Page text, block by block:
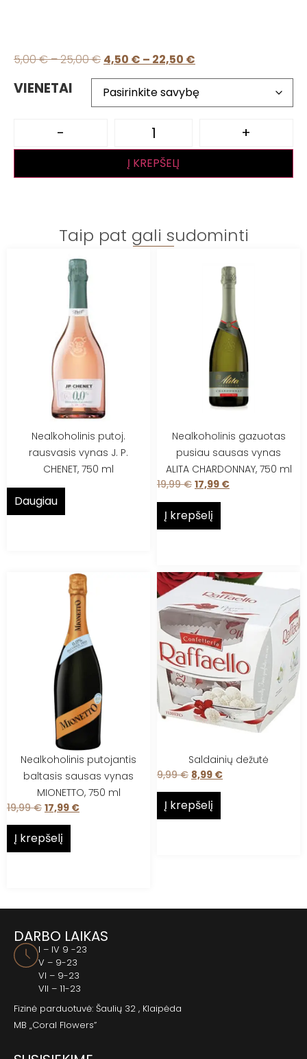
5,00€–25,00€ 4,50 € – 22,50 €
VIENETAI
- +
Į KREPŠELĮ
Taip pat gali sudominti
Nealkoholinis putoj.
rausvasis vynas J. P.
CHENET, 750 ml
Daugiau
Nealkoholinis gazuotas
pusiau sausas vynas
ALITA CHARDONNAY, 750 ml
19,99€ 17,99 €
Į krepšelį
Nealkoholinis putojantis
baltasis sausas vynas
MIONETTO, 750 ml
19,99€ 17,99 €
Į krepšelį
Saldainių dežutė
9,99€ 8,99 €
Į krepšelį
DARBO LAIKAS
I – IV 9 -23
V – 9-23
VI – 9-23
VII – 11-23
Fizinė parduotuvė: Šaulių 32 , Klaipėda
MB „Coral Flowers”